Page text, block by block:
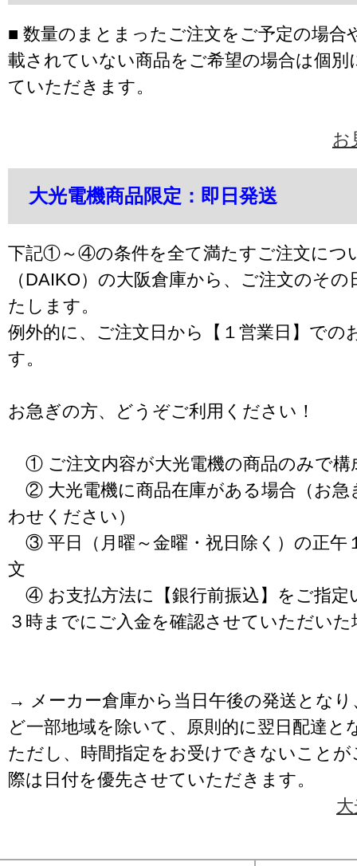
■ 数量のまとまったご注文をご予定の場合
載されていない商品をご希望の場合は個別
ていただきます。
お
大光電機商品限定：即日発送
下記①～④の条件を全て満たすご注文につ
（DAIKO）の大阪倉庫から、ご注文のそ
たします。
例外的に、ご注文日から【１営業日】での
す。
お急ぎの方、どうぞご利用ください！
① ご注文内容が大光電機の商品のみで構
② 大光電機に商品在庫がある場合（お急
わせください）
③ 平日（月曜～金曜・祝日除く）の正午
文
④ お支払方法に【銀行前振込】をご指定
３時までにご入金を確認させていただいた
→ メーカー倉庫から当日午後の発送となり
ど一部地域を除いて、原則的に翌日配達と
ただし、時間指定をお受けできないこと
際は日付を優先させていただきます。